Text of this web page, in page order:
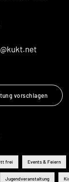
vorschlagen
frei Events & Feiern
Jugendveranstaltung